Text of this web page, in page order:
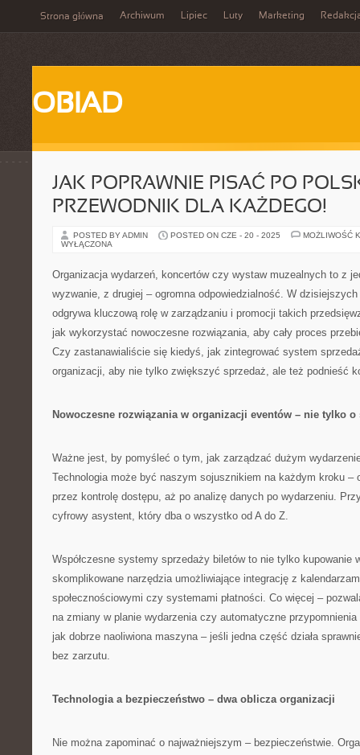
Strona główna Archiwum Lipiec Luty Marketing
OBIAD
JAK POPRAWNIE PISAĆ PO
PRZEWODNIK DLA KAŻDEGO!
POSTED BY ADMIN POSTED ON CZE - 20 - 2025
MOŻLIWOŚĆ
WYŁĄCZONA
Organizacja wydarzeń, koncertów czy wystaw muzealnych to z
wyzwanie, z drugiej – ogromna odpowiedzialność. W
odgrywa kluczową rolę w zarządzaniu i promocji takich
jak wykorzystać nowoczesne rozwiązania, aby cały proces
Czy zastanawialiście się kiedyś, jak zintegrować system
organizacji, aby nie tylko zwiększyć sprzedaż, ale też podnieść
Nowoczesne rozwiązania w organizacji eventów – nie tylko
Ważne jest, by pomyśleć o tym, jak zarządzać dużym
Technologia może być naszym sojusznikiem na każdym kroku –
przez kontrolę dostępu, aż po analizę danych po wydarzeniu.
cyfrowy asystent, który dba o wszystko od A do Z.
Współczesne systemy sprzedaży biletów to nie tylko kupowanie
skomplikowane narzędzia umożliwiające integrację z
społecznościowymi czy systemami płatności. Co więcej –
na zmiany w planie wydarzenia czy automatyczne
jak dobrze naoliwiona maszyna – jeśli jedna część działa
bez zarzutu.
Technologia a bezpieczeństwo – dwa oblicza organizacji
Nie można zapominać o najważniejszym – bezpieczeństwie.